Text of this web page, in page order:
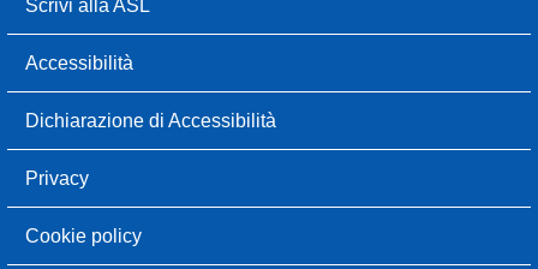
Scrivi alla ASL
Accessibilità
Dichiarazione di Accessibilità
Privacy
Cookie policy